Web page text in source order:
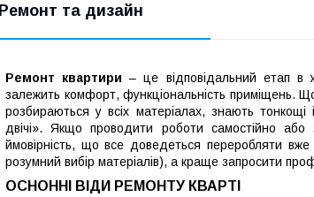
Ремонт та дизайн
Ремонт квартири – це відповідальний етап в
залежить комфорт, функціональність приміщень.
розбираються у всіх матеріалах, знають
двічі». Якщо проводити роботи самостійно
ймовірність, що все доведеться переробляти
розумний вибір матеріалів), а краще запросити
ОСНОННІ ВІДИ РЕМОНТУ КВАРТІ